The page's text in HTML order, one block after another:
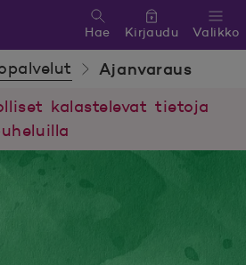
Valikko
Hae Kirjaudu
Ajanvaraus
kalastelevat tietoja